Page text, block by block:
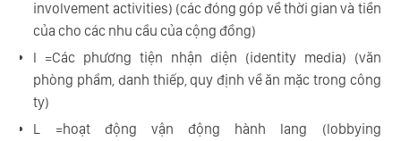
involvement activities) (các đóng góp về thời gian và tiền
của cho các nhu cầu của cộng đồng)
I =Các phương tiện nhận diện (identity media) (văn
phòng phẩm, danh thiếp, quy định về ăn mặc trong công
ty)
L =hoạt động vận động hành lang (lobbying